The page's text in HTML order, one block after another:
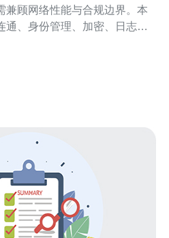
兼顾网络性能与合规边界。本
通、身份管理、加密、日志审
优化用户体验。 香港cn2